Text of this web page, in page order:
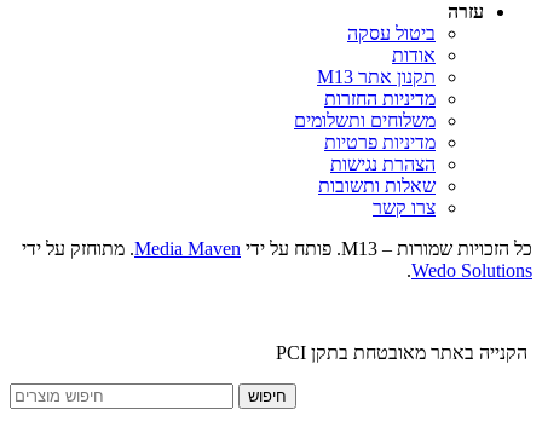
עזרה
ביטול עסקה
אודות
תקנון אתר M13
מדיניות החזרות
משלוחים ותשלומים
מדיניות פרטיות
הצהרת נגישות
שאלות ותשובות
צרו קשר
כל הזכויות שמורות – M13. פותח על ידי
Media Maven. מתוחזק על ידי
Wedo Solutions
.
הקנייה באתר מאובטחת בתקן PCI
חיפוש